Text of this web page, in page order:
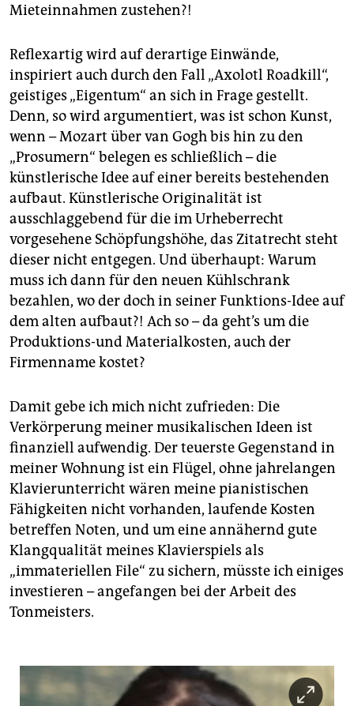
Mieteinnahmen zustehen?!
Reflexartig wird auf derartige Einwände,
inspiriert auch durch den Fall „Axolotl Roadkill“,
geistiges „Eigentum“ an sich in Frage gestellt.
Denn, so wird argumentiert, was ist schon Kunst,
wenn – Mozart über van Gogh bis hin zu den
„Prosumern“ belegen es schließlich – die
künstlerische Idee auf einer bereits bestehenden
aufbaut. Künstlerische Originalität ist
ausschlaggebend für die im Urheberrecht
vorgesehene Schöpfungshöhe, das Zitatrecht steht
dieser nicht entgegen. Und überhaupt: Warum
muss ich dann für den neuen Kühlschrank
bezahlen, wo der doch in seiner Funktions-Idee auf
dem alten aufbaut?! Ach so – da geht’s um die
Produktions-und Materialkosten, auch der
Firmenname kostet?
Damit gebe ich mich nicht zufrieden: Die
Verkörperung meiner musikalischen Ideen ist
finanziell aufwendig. Der teuerste Gegenstand in
meiner Wohnung ist ein Flügel, ohne jahrelangen
Klavierunterricht wären meine pianistischen
Fähigkeiten nicht vorhanden, laufende Kosten
betreffen Noten, und um eine annähernd gute
Klangqualität meines Klavierspiels als
„immateriellen File“ zu sichern, müsste ich einiges
investieren – angefangen bei der Arbeit des
Tonmeisters.